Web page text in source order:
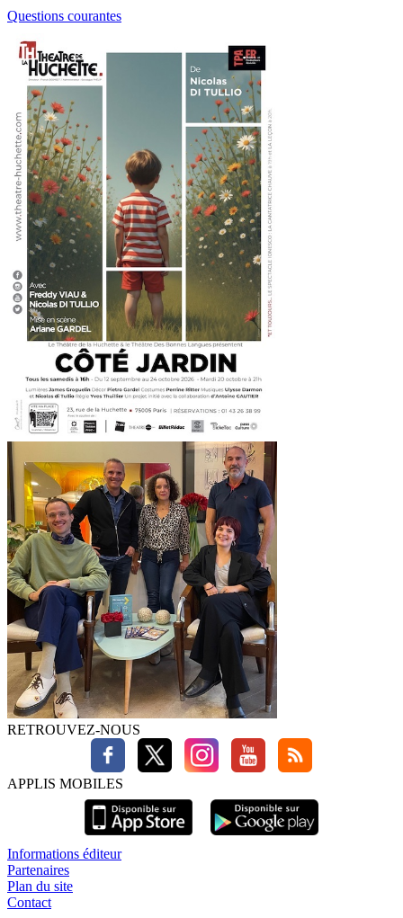
Questions courantes
RETROUVEZ-NOUS
APPLIS MOBILES
Informations éditeur
Partenaires
Plan du site
Contact